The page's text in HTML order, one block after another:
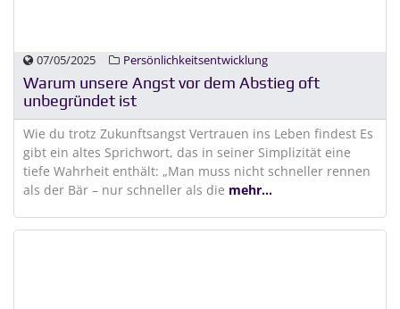
07/05/2025 Persönlichkeitsentwicklung
Warum unsere Angst vor dem Abstieg oft
unbegründet ist
Wie du trotz Zukunftsangst Vertrauen ins Leben findest Es
gibt ein altes Sprichwort, das in seiner Simplizität eine
tiefe Wahrheit enthält: „Man muss nicht schneller rennen
als der Bär – nur schneller als die mehr...